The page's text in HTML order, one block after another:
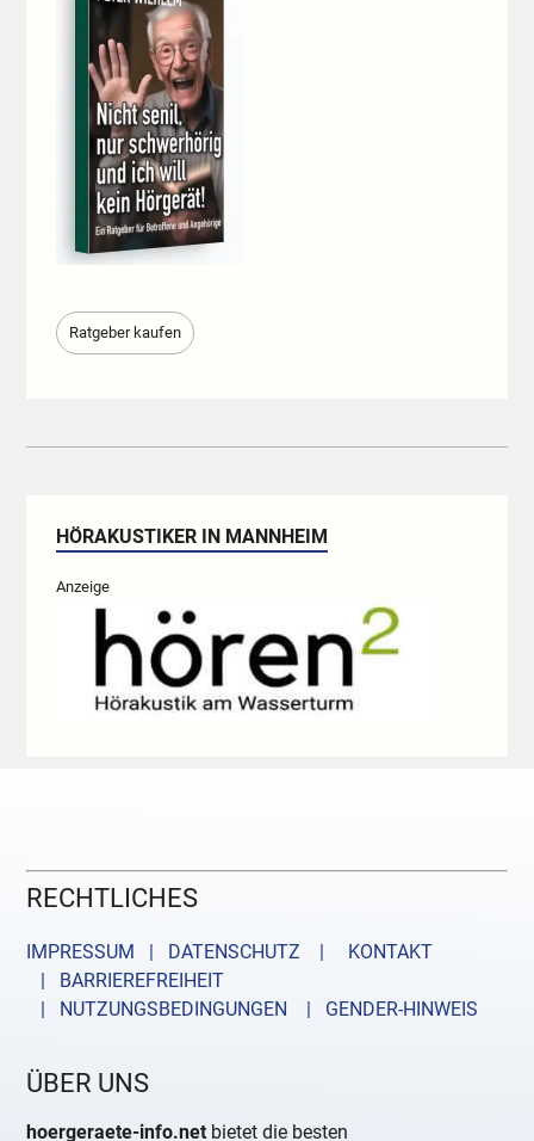
Ratgeber kaufen
HÖRAKUSTIKER IN MANNHEIM
Anzeige
RECHTLICHES
IMPRESSUM | DATENSCHUTZ |
KONTAKT
| BARRIEREFREIHEIT
| NUTZUNGSBEDINGUNGEN
| GENDER-HINWEIS
ÜBER UNS
hoergeraete-info.net bietet die besten